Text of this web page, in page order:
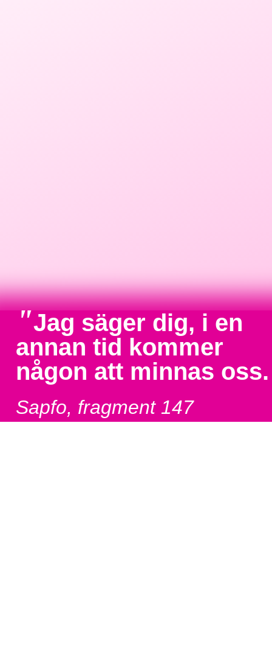
"Jag säger dig, i en
annan tid kommer
någon att minnas oss.
Sapfo, fragment 147